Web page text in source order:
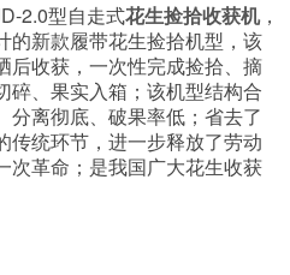
2.0型自走式花生捡拾收获机，
的新款履带花生捡拾机型，该
后收获，一次性完成捡拾、摘
碎、果实入箱；该机型结构合
分离彻底、破果率低；省去了
传统环节，进一步释放了劳动
次革命；是我国广大花生收获